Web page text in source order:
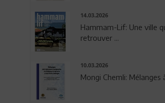
14.03.2026
Hammam-Lif: Une ville
retrouver ...
10.03.2026
Mongi Chemli: Mélanges